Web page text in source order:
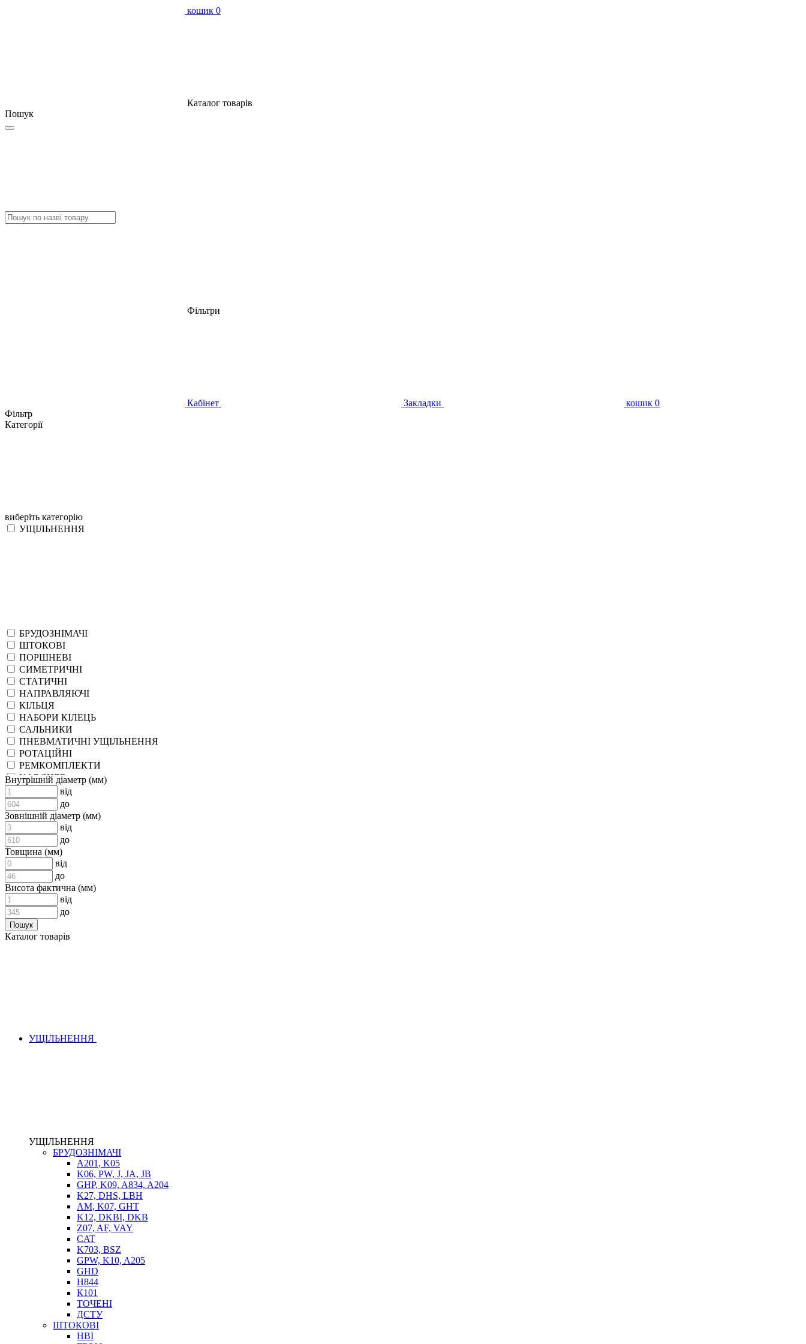
кошик 0
Каталог товарів
Пошук
Фільтри
Кабінет Закладки кошик 0
Фільтр
Категорії
виберіть категорію
УЩІЛЬНЕННЯ
БРУДОЗНІМАЧІ
ШТОКОВІ
ПОРШНЕВІ
СИМЕТРИЧНІ
СТАТИЧНІ
НАПРАВЛЯЮЧІ
КІЛЬЦЯ
НАБОРИ КІЛЕЦЬ
САЛЬНИКИ
ПНЕВМАТИЧНІ УЩІЛЬНЕННЯ
РОТАЦІЙНІ
РЕМКОМПЛЕКТИ
KARCHER
EPDM
СПЕЦІАЛЬНІ
ВСТАВКИ МУФТ (ЗІРОЧКИ)
ГІДРАВЛІКА
АДАПТЕРИ
КЛАПАНИ
НАСОСИ-ДОЗАТОРИ
ЛЕБІДКИ
ВТУЛКИ
Внутрішній діаметр (мм)
від
до
Зовнішній діаметр (мм)
від
до
Товщина (мм)
від
до
Висота фактична (мм)
від
до
Каталог товарів
УЩІЛЬНЕННЯ
УЩІЛЬНЕННЯ
БРУДОЗНІМАЧІ
A201, K05
K06, PW, J, JA, JB
GHP, K09, A834, A204
K27, DHS, LBH
AM, K07, GHT
K12, DKBI, DKB
Z07, AF, VAY
CAT
K703, BSZ
GPW, K10, A205
GHD
H844
К101
ТОЧЕНІ
ДСТУ
ШТОКОВІ
HBI